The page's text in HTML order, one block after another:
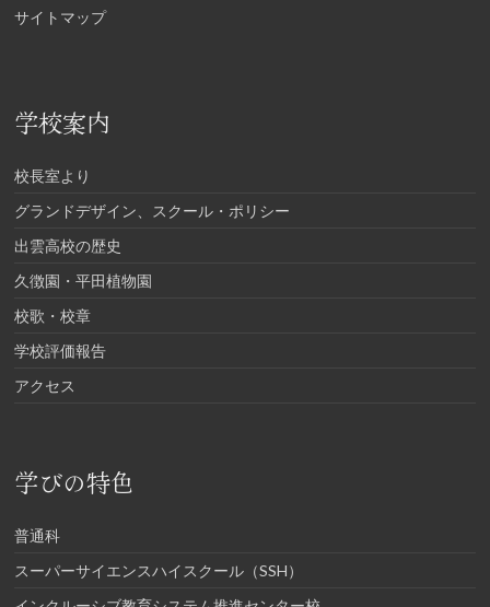
サイトマップ
学校案内
校長室より
グランドデザイン、スクール・ポリシー
出雲高校の歴史
久徴園・平田植物園
校歌・校章
学校評価報告
アクセス
学びの特色
普通科
スーパーサイエンスハイスクール（SSH）